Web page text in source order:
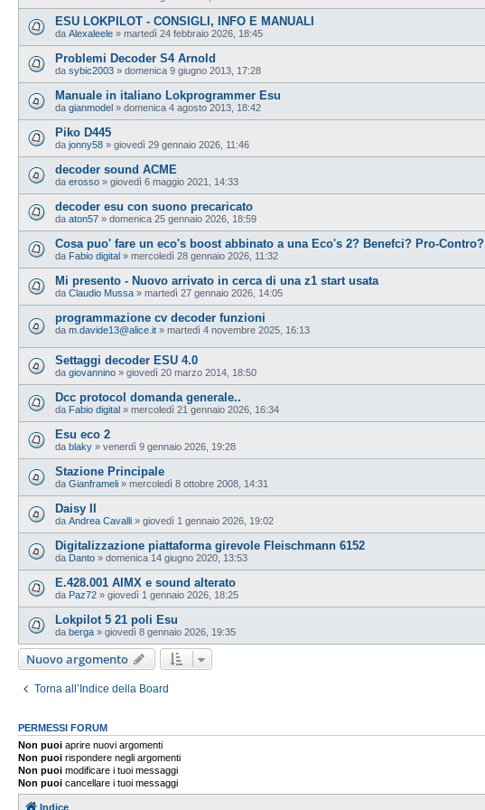
ESU LOKPILOT - CONSIGLI, INFO E MANUALI
da Alexaleele » martedì 24 febbraio 2026, 18:45
Problemi Decoder S4 Arnold
da sybic2003 » domenica 9 giugno 2013, 17:28
Manuale in italiano Lokprogrammer Esu
da gianmodel » domenica 4 agosto 2013, 18:42
Piko D445
da jonny58 » giovedì 29 gennaio 2026, 11:46
decoder sound ACME
da erosso » giovedì 6 maggio 2021, 14:33
decoder esu con suono precaricato
da aton57 » domenica 25 gennaio 2026, 18:59
Cosa puo' fare un eco's boost abbinato a una Eco's 2? Benefci? Pro-Contro?
da Fabio digital » mercoledì 28 gennaio 2026, 11:32
Mi presento - Nuovo arrivato in cerca di una z1 start usata
da Claudio Mussa » martedì 27 gennaio 2026, 14:05
programmazione cv decoder funzioni
da m.davide13@alice.it » martedì 4 novembre 2025, 16:13
Settaggi decoder ESU 4.0
da giovannino » giovedì 20 marzo 2014, 18:50
Dcc protocol domanda generale..
da Fabio digital » mercoledì 21 gennaio 2026, 16:34
Esu eco 2
da blaky » venerdì 9 gennaio 2026, 19:28
Stazione Principale
da Gianframeli » mercoledì 8 ottobre 2008, 14:31
Daisy II
da Andrea Cavalli » giovedì 1 gennaio 2026, 19:02
Digitalizzazione piattaforma girevole Fleischmann 6152
da Danto » domenica 14 giugno 2020, 13:53
E.428.001 AIMX e sound alterato
da Paz72 » giovedì 1 gennaio 2026, 18:25
Lokpilot 5 21 poli Esu
da berga » giovedì 8 gennaio 2026, 19:35
Nuovo argomento
Torna all’Indice della Board
PERMESSI FORUM
Non puoi aprire nuovi argomenti
Non puoi rispondere negli argomenti
Non puoi modificare i tuoi messaggi
Non puoi cancellare i tuoi messaggi
Indice